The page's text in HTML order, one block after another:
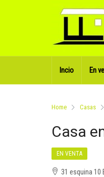
Incio En
Home Casas
Casa
EN VENTA
31 esquina 10